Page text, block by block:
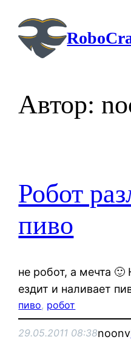
содержимому
Автор:
Робот
пиво
не робот, а мечта
ездит и наливает
пиво, робот
29.05.2011 08:38noonv